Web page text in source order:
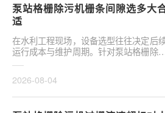
泵站格栅除污机栅条间隙选多大
适
在水利工程现场，设备选型往往决定后
运行成本与维护周期。针对泵站格栅除
机栅条间隙选多大合适，需结合具体工况
2026-08-04